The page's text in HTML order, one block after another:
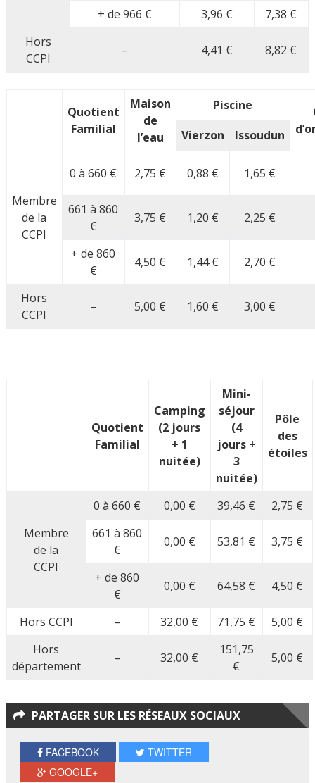
+ de 966 €
3,96 €
7,38 €
Hors
CCPI
– 4,41 € 8,82 €
Quotient
Familial
Maison
de
l’eau
Piscine
Vierzon Issoudun
Membre
de la
CCPI
0 à 660 € 2,75 € 0,88 € 1,65 €
661 à 860
€
3,75 € 1,20 € 2,25 €
+ de 860
€
4,50 € 1,44 € 2,70 €
Hors
CCPI
– 5,00 € 1,60 € 3,00 €
Quotient
Familial
Camping
(2 jours
+ 1
nuitée)
Mini-
séjour
(4
jours +
3
nuitée)
Pôle
des
étoiles
Membre
de la
CCPI
0 à 660 € 0,00 € 39,46 €
2,75 €
661 à 860
€
0,00 € 53,81 € 3,75 €
+ de 860
€
0,00 € 64,58 € 4,50 €
Hors CCPI – 32,00 € 71,75 €
5,00 €
Hors
département
– 32,00 €
151,75
€
5,00 €
PARTAGER SUR LES RÉSEAUX SOCIAUX
FACEBOOK
TWITTER
GOOGLE+